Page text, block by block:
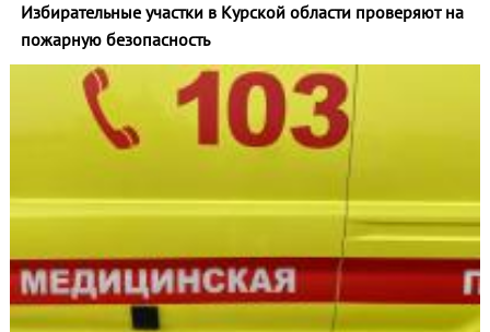
Избирательные участки в Курской области проверяют на
пожарную безопасность